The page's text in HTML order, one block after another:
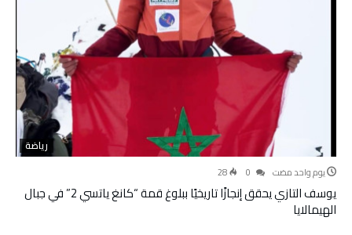
رياضة
‫‫‫‏‫يوم واحد مضت‬ 28
يوسف التازي يحقق إنجازًا تاريخيًا ببلوغ قمة “كانغ ياتسي 2” في جبال
الهيمالايا